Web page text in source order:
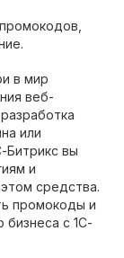
в мир
веб-
или
Битрикс вы
и
средства.
промокоды и
бизнеса с 1С-